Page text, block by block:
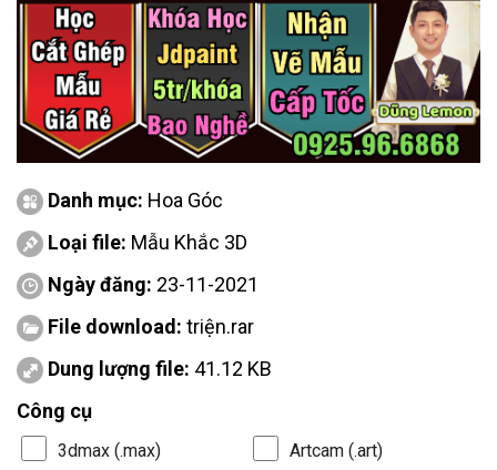
Danh mục: Hoa Góc
Loại file: Mẫu Khắc 3D
Ngày đăng: 23-11-2021
File download: triện.rar
Dung lượng file: 41.12 KB
Công cụ
3dmax (.max)
Artcam (.art)